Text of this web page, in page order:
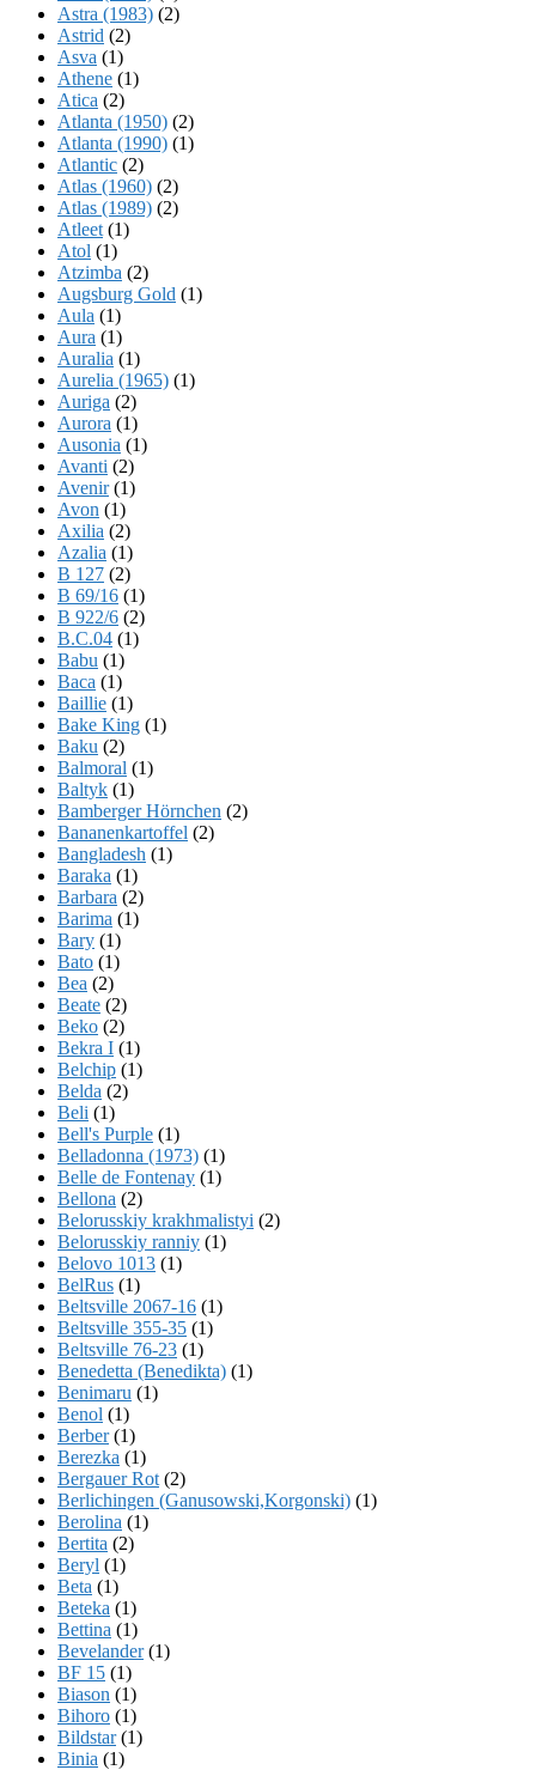
Astra (1983) (2)
Astrid (2)
Asva (1)
Athene (1)
Atica (2)
Atlanta (1950) (2)
Atlanta (1990) (1)
Atlantic (2)
Atlas (1960) (2)
Atlas (1989) (2)
Atleet (1)
Atol (1)
Atzimba (2)
Augsburg Gold (1)
Aula (1)
Aura (1)
Auralia (1)
Aurelia (1965) (1)
Auriga (2)
Aurora (1)
Ausonia (1)
Avanti (2)
Avenir(1)
Avon (1)
Axilia (2)
Azalia (1)
B 127 (2)
B 69/16 (1)
B 922/6 (2)
B.C.04 (1)
Babu (1)
Baca (1)
Baillie (1)
Bake King (1)
Baku (2)
Balmoral (1)
Baltyk (1)
Bamberger Hörnchen (2)
Bananenkartoffel (2)
Bangladesh (1)
Baraka (1)
Barbara (2)
Barima (1)
Bary (1)
Bato (1)
Bea (2)
Beate (2)
Beko (2)
Bekra I (1)
Belchip (1)
Belda (2)
Beli (1)
Bell's Purple (1)
Belladonna (1973) (1)
Belle de Fontenay (1)
Bellona (2)
Belorusskiy krakhmalistyi (2)
Belorusskiy ranniy (1)
Belovo 1013 (1)
BelRus (1)
Beltsville 2067-16 (1)
Beltsville 355-35 (1)
Beltsville 76-23 (1)
Benedetta (Benedikta) (1)
Benimaru (1)
Benol (1)
Berber(1)
Berezka (1)
Bergauer Rot (2)
Berlichingen (Ganusowski,Korgonski) (1)
Berolina (1)
Bertita (2)
Beryl (1)
Beta (1)
Beteka (1)
Bettina (1)
Bevelander(1)
BF 15 (1)
Biason (1)
Bihoro (1)
Bildstar(1)
Binia (1)